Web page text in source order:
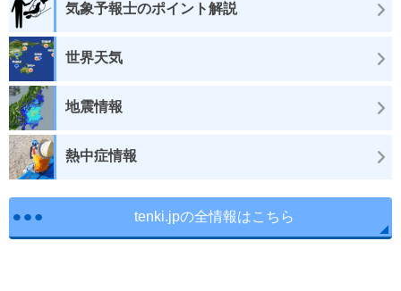
気象予報士のポイント解説
世界天気
地震情報
熱中症情報
tenki.jpの全情報はこちら